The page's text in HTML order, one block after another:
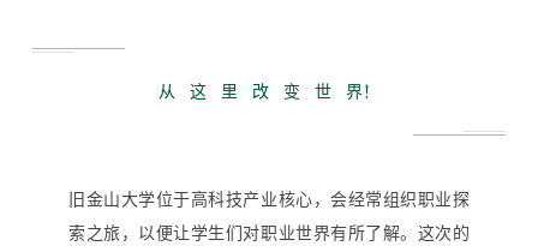
从 这 里 改 变 世 界！
旧金山大学位于高科技产业核心，会经常组织职业探
索之旅，以便让学生们对职业世界有所了解。这次的